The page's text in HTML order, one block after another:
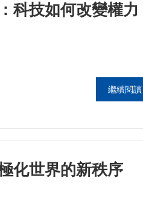
科技如何改變權力
繼續閱讀
化世界的新秩序